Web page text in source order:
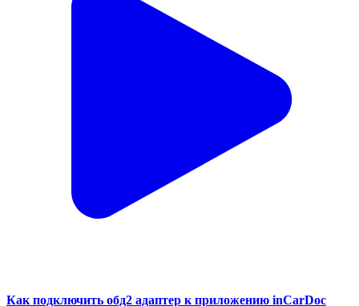
Как подключить обд2 адаптер к приложению inCarDoc